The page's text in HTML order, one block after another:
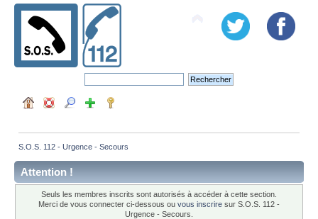
S.O.S. 112 - Urgence - Secours
Attention !
Seuls les membres inscrits sont autorisés à accéder à cette section.
Merci de vous connecter ci-dessous ou vous inscrire sur S.O.S. 112 -
Urgence - Secours.